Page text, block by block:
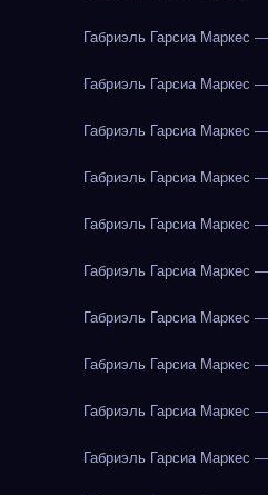
Габриэль Гарсиа Маркес
Габриэль Гарсиа Маркес
Габриэль Гарсиа Маркес
Габриэль Гарсиа Маркес
Габриэль Гарсиа Маркес
Габриэль Гарсиа Маркес
Габриэль Гарсиа Маркес
Габриэль Гарсиа Маркес
Габриэль Гарсиа Маркес
Габриэль Гарсиа Маркес